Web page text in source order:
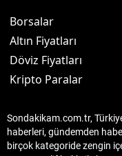
Borsalar
Altın Fiyatları
Döviz Fiyatları
Kripto Paralar
Sondakikam.com.tr,
haberleri, gündemden
birçok kategoride zengin